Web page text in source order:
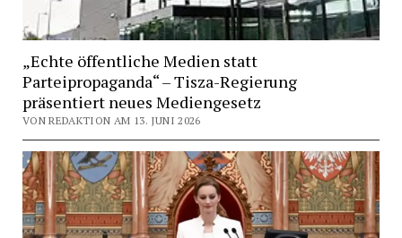
„Echte öffentliche Medien statt
Parteipropaganda“ – Tisza-Regierung
präsentiert neues Mediengesetz
VON REDAKTION AM 13. JUNI 2026